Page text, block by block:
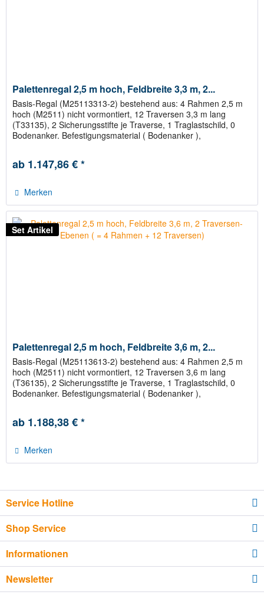
Palettenregal 2,5 m hoch, Feldbreite 3,3 m, 2...
Basis-Regal (M25113313-2) bestehend aus: 4 Rahmen 2,5 m
hoch (M2511) nicht vormontiert, 12 Traversen 3,3 m lang
(T33135), 2 Sicherungsstifte je Traverse, 1 Traglastschild, 0
Bodenanker. Befestigungsmaterial ( Bodenanker ),
ab 1.147,86 € *
Merken
Set Artikel
Palettenregal 2,5 m hoch, Feldbreite 3,6 m, 2...
Basis-Regal (M25113613-2) bestehend aus: 4 Rahmen 2,5 m
hoch (M2511) nicht vormontiert, 12 Traversen 3,6 m lang
(T36135), 2 Sicherungsstifte je Traverse, 1 Traglastschild, 0
Bodenanker. Befestigungsmaterial ( Bodenanker ),
ab 1.188,38 € *
Merken
Service Hotline
Shop Service
Informationen
Newsletter